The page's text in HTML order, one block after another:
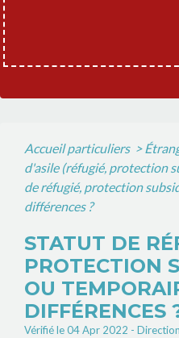
Accueil particuliers >
d'asile (réfugié, protection
de réfugié, protection
différences ?
STATUT DE
PROTECTION
OU
DIFFÉRENCES
Vérifié le 04 Apr 2022 -